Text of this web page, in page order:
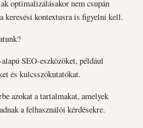
optimalizálásakor nem csupán
keresési kontextusra is figyelni kell.
SEO-eszközöket, például
és kulcsszókutatókat.
azokat a tartalmakat, amelyek
a felhasználói kérdésekre.